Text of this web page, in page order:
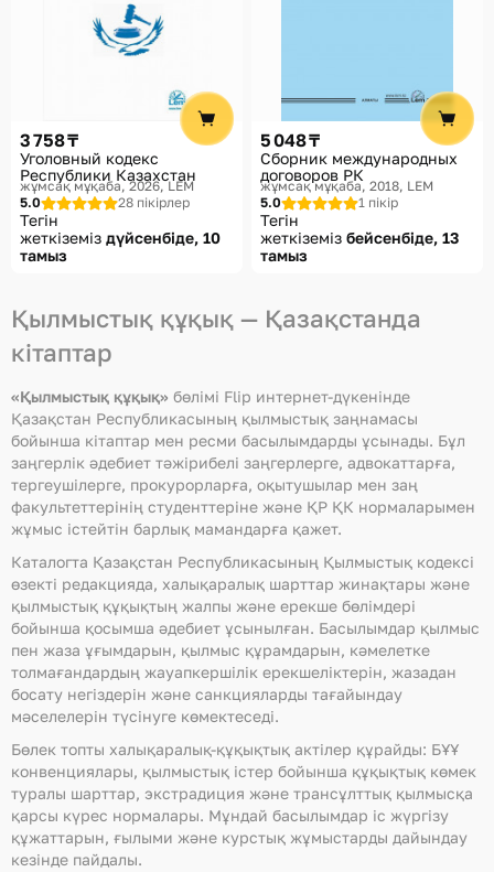
3 758 ₸
Уголовный кодекс
Республики Казахстан
жұмсақ мұқаба, 2026 LEM
5.0
28 пікірлер
Тегін
жеткіземіз дүйсенбіде, 10
тамыз
5 048 ₸
Сборник международных
договоров РК
жұмсақ мұқаба, 2018 LEM
5.0
1 пікір
Тегін
жеткіземіз бейсенбіде, 13
тамыз
Қылмыстық құқық — Қазақстанда
кітаптар
«Қылмыстық құқық» бөлімі Flip интернет-дүкенінде
Қазақстан Республикасының қылмыстық заңнамасы
бойынша кітаптар мен ресми басылымдарды ұсынады. Бұл
заңгерлік әдебиет тәжірибелі заңгерлерге, адвокаттарға,
тергеушілерге, прокурорларға, оқытушылар мен заң
факультеттерінің студенттеріне және ҚР ҚК нормаларымен
жұмыс істейтін барлық мамандарға қажет.
Каталогта Қазақстан Республикасының Қылмыстық кодексі
өзекті редакцияда, халықаралық шарттар жинақтары және
қылмыстық құқықтың жалпы және ерекше бөлімдері
бойынша қосымша әдебиет ұсынылған. Басылымдар қылмыс
пен жаза ұғымдарын, қылмыс құрамдарын, кәмелетке
толмағандардың жауапкершілік ерекшеліктерін, жазадан
босату негіздерін және санкцияларды тағайындау
мәселелерін түсінуге көмектеседі.
Бөлек топты халықаралық-құқықтық актілер құрайды: БҰҰ
конвенциялары, қылмыстық істер бойынша құқықтық көмек
туралы шарттар, экстрадиция және трансұлттық қылмысқа
қарсы күрес нормалары. Мұндай басылымдар іс жүргізу
құжаттарын, ғылыми және курстық жұмыстарды дайындау
кезінде пайдалы.
Таңдаулы
Жеткізу әдістері
Төлем әдістері